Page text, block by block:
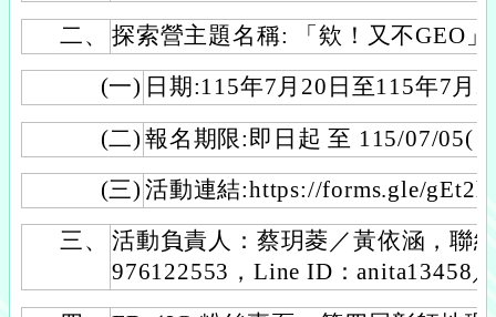
二、
探索營主題名稱: 「欸！又不GEO」
(一) 日期:115年7月20日至115年7月
(二) 報名期限:即日起 至 115/07/05(
(三) 活動連結:https://forms.gle/
三、
活動負責人：蔡玥菱／黃依涵，聯
976122553，Line ID：anita13458